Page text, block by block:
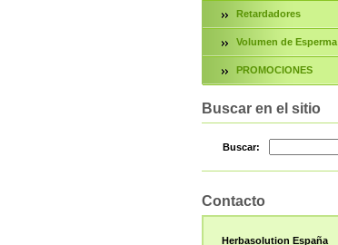
Retardadores
Volumen de Esperma
PROMOCIONES
Buscar en el sitio
Buscar:
Contacto
Herbasolution España